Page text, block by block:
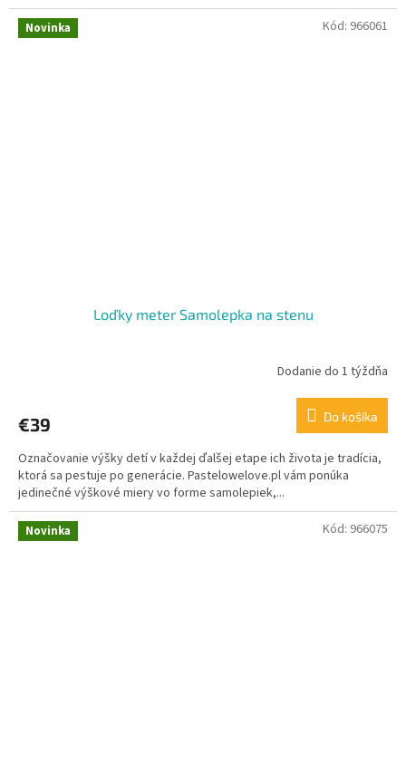
Novinka
Loďky meter Samolepka na stenu
Dodanie do 1 týždňa
€39 Do košíka
Označovanie výšky detí v každej ďalšej etape ich života je tradícia,
ktorá sa pestuje po generácie. Pastelowelove.pl vám ponúka
jedinečné výškové miery vo forme samolepiek,...
Kód: 966061
Novinka Kód: 966075